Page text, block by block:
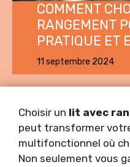
COMMENT
RANGEMENT
PRATIQUE ET
11 septembre 2024
Choisir un lit avec
peut transformer
multifonctionnel où
Non seulement vous